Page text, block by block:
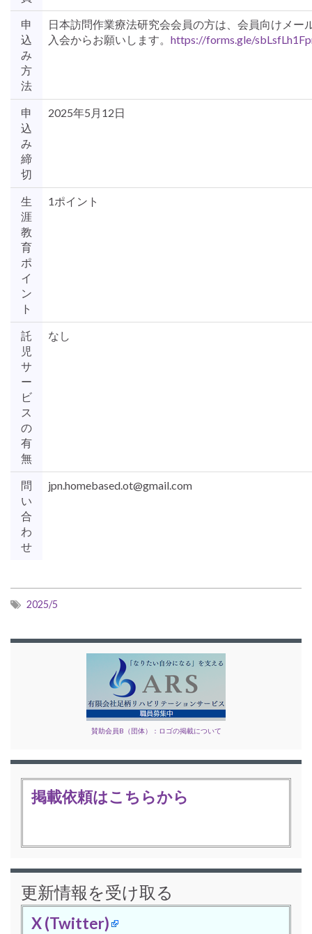
申
込
み
方
法
日本訪問作業療法研究会会員の方は、会員向けメー
入会からお願いします。 https://forms.gle/
申
込
み
締
切
2025年5月12日
生
涯
教
育
ポ
イ
ン
ト
1ポイント
託
児
サ
ー
ビ
ス
の
有
無
なし
問
い
合
わ
せ
jpn.homebased.ot@gmail.com
2025/5
賛助会員B（団体）：ロゴの掲載について
掲載依頼はこちらから
更新情報を受け取る
X (Twitter)